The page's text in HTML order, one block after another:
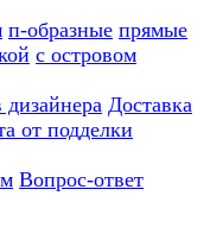
п-образные прямые
с островом
Доставка
от подделки
Вопрос-ответ